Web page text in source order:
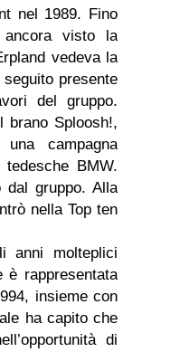
nel 1989. Fino
visto la
vedeva la
presente
del gruppo.
brano Sploosh!,
campagna
BMW.
dal gruppo. Alla
nella Top ten
anni molteplici
è rappresentata
insieme con
ha capito che
di